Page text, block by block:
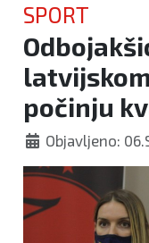
SPORT
počinju
Objavljeno: